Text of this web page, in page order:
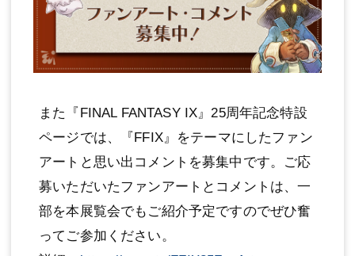
また『FINAL FANTASY IX』25周年記念特設
ページでは、『FFIX』をテーマにしたファン
アートと思い出コメントを募集中です。ご応
募いただいたファンアートとコメントは、一
部を本展覧会でもご紹介予定ですのでぜひ奮
ってご参加ください。